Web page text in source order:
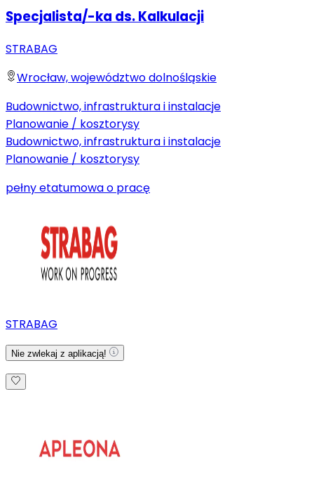
Specjalista/-ka ds. Kalkulacji
STRABAG
Wrocław, województwo dolnośląskie
Budownictwo, infrastruktura i instalacje
Planowanie / kosztorysy
Budownictwo, infrastruktura i instalacje
Planowanie / kosztorysy
pełny etatumowa o pracę
STRABAG
Nie zwlekaj z aplikacją!